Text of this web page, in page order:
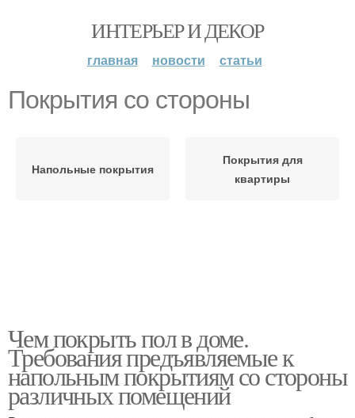
ИНТЕРЬЕР И ДЕКОР
главная новости статьи
Покрытия со стороны
Напольные покрытия
Покрытия для
квартиры
Чем покрыть пол в доме.
Требования предъявляемые к
напольным покрытиям со стороны
различных помещений